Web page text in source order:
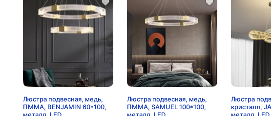
Люстра подвесная, медь,
ПММА, BENJAMIN 60*100,
Люстра подвесная, медь,
ПММА, SAMUEL 100*100,
Люстра
кристалл,